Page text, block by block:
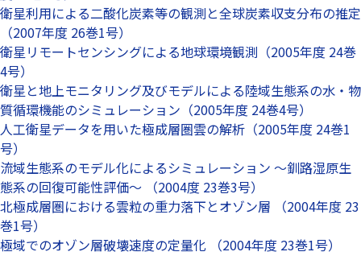
衛星利用による二酸化炭素等の観測と全球炭素収支分布の推定
（2007年度 26巻1号）
衛星リモートセンシングによる地球環境観測（2005年度 24巻
4号）
衛星と地上モニタリング及びモデルによる陸域生態系の水・物
質循環機能のシミュレーション（2005年度 24巻4号）
人工衛星データを用いた極成層圏雲の解析（2005年度 24巻1
号）
流域生態系のモデル化によるシミュレーション 〜釧路湿原生
態系の回復可能性評価〜 （2004度 23巻3号）
北極成層圏における雲粒の重力落下とオゾン層 （2004年度 23
巻1号）
極域でのオゾン層破壊速度の定量化 （2004年度 23巻1号）